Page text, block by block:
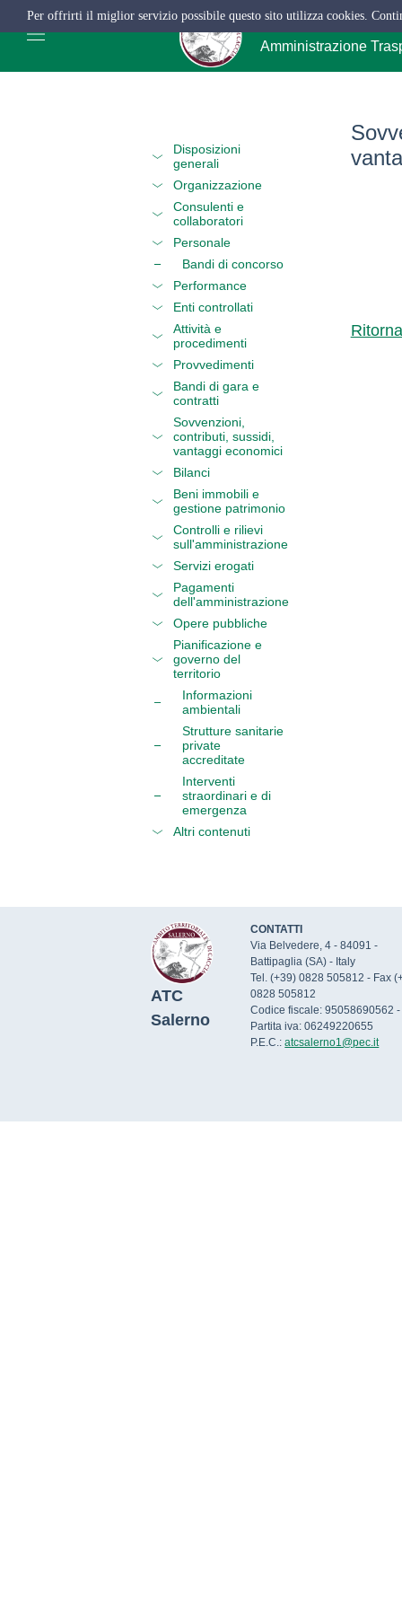
ATC Salerno
Amministrazione
Disposizioni
generali
Organizzazione
Consulenti e
collaboratori
Personale
Bandi di concorso
Performance
Enti controllati
Attività e
procedimenti
Provvedimenti
Bandi di gara e
contratti
Sovvenzioni,
contributi, sussidi,
vantaggi economici
Bilanci
Beni immobili e
gestione patrimonio
Controlli e rilievi
sull'amministrazione
Servizi erogati
Pagamenti
dell'amministrazione
Opere pubbliche
Pianificazione e
governo del
territorio
Informazioni
ambientali
Strutture sanitarie
private
accreditate
Interventi
straordinari e di
emergenza
Altri contenuti
ATC
Salerno
CONTATTI
Via Belvedere, 4 - 84091 -
Battipaglia (SA) - Italy
Tel. (+39) 0828 505812 - Fax
0828 505812
Codice fiscale: 95058690562 -
Partita iva: 06249220655
P.E.C.:atcsalerno1@pec.it
Per offrirti il miglior servizio possibile questo sito utilizza cookies.